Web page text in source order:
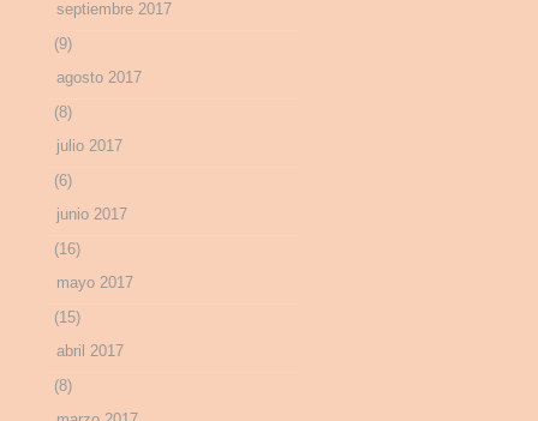
septiembre 2017
(9)
agosto 2017
(8)
julio 2017
(6)
junio 2017
(16)
mayo 2017
(15)
abril 2017
(8)